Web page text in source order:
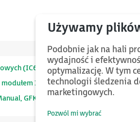
(IC695CMM002/004) w oddalonych
modułem IC695CMM004) z modułami
GFK-2222Q
Podobnie jak na hali
wydajność i
optymalizację. W tym
technologii śledzenia
marketingowych.
Pozwól mi wybrać